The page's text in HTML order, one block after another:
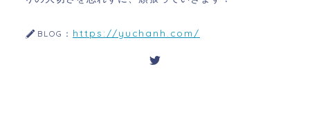
BLOG： https://yuchanh.com/